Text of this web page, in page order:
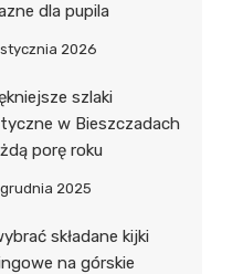
dla pupila
stycznia 2026
szlaki
w Bieszczadach
porę roku
grudnia 2025
składane kijki
na górskie